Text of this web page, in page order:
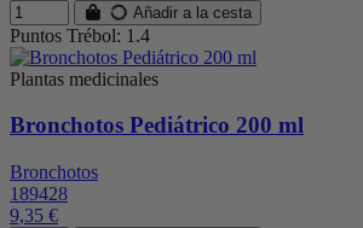
Añadir a la cesta
Puntos Trébol: 1.4
Plantas medicinales
Bronchotos Pediátrico 200 ml
Bronchotos
189428
9,35 €